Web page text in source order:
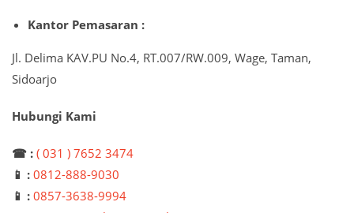
Kantor Pemasaran :
Jl. Delima KAV.PU No.4, RT.007/RW.009, Wage, Taman,
Sidoarjo
Hubungi Kami
☎ : ( 031 ) 7652 3474
📱 : 0812-888-9030
📱 : 0857-3638-9994